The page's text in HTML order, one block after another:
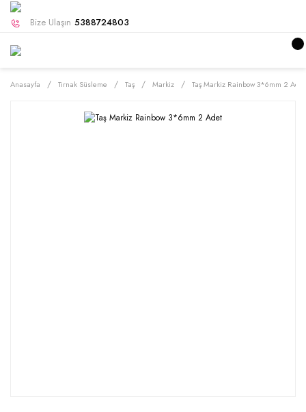
Bize Ulaşın 5388724803
Anasayfa Tırnak Süsleme Taş Markiz Taş Markiz Rainbow 3*6mm 2 Adet